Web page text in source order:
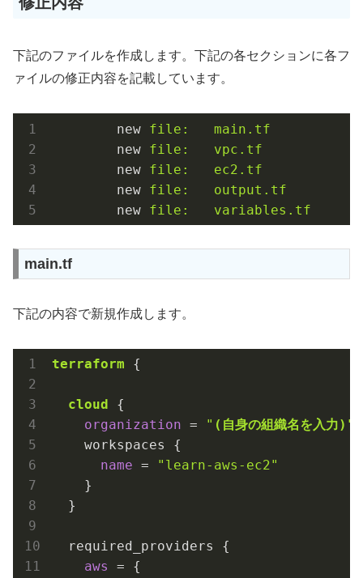
下記のファイルを作成します。下記の各セクションに各フ
ァイルの修正内容を記載しています。
new file:   main.tf
new file:   vpc.tf
new file:   ec2.tf
new file:   output.tf
new file:   variables.tf
main.tf
下記の内容で新規作成します。
terraform {
cloud
{
organization = " (自身の組織名を入力) "
    workspaces {
name =
"learn-aws-ec2"
    }
  }
  required_providers {
aws
= {